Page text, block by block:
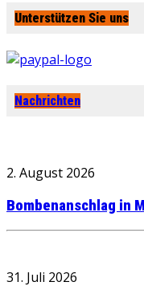
Unterstützen Sie uns
Nachrichten
2. August 2026
Bombenanschlag in
31. Juli 2026